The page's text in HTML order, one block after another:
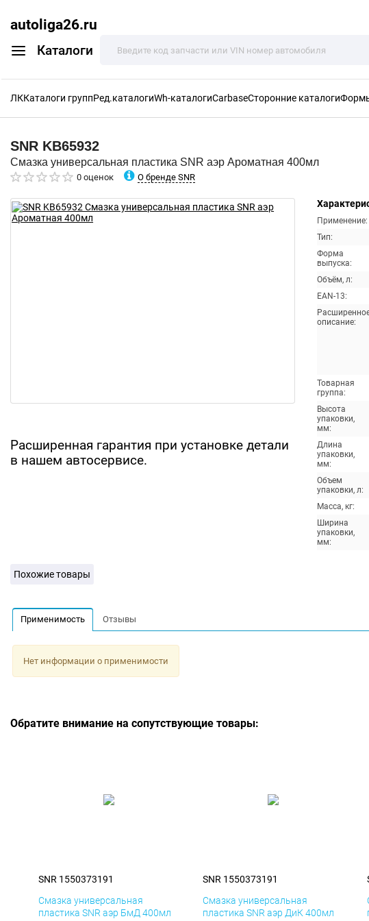
autoliga26.ru
Каталоги
ЛККаталоги группРед.каталогиWh-каталогиCarbaseСторонние каталоги
SNR KB65932
Смазка универсальная пластика SNR аэр Ароматная 400мл
0 оценок О бренде SNR
Расширенная гарантия при установке детали
в нашем автосервисе.
Применение:
Тип:
Форма
выпуска:
Объём, л:
EAN-13:
описание:
Товарная
группа:
Высота
упаковки,
мм:
Длина
упаковки,
мм:
Объем
упаковки, л:
Масса, кг:
Ширина
упаковки,
мм:
Похожие товары
Применимость Отзывы
Нет информации о применимости
Обратите внимание на сопутствующие товары:
SNR 1550373191
Смазка универсальная
пластика SNR аэр БмД 400мл
SNR 1550373191
Смазка универсальная
пластика SNR аэр ДиК 400мл